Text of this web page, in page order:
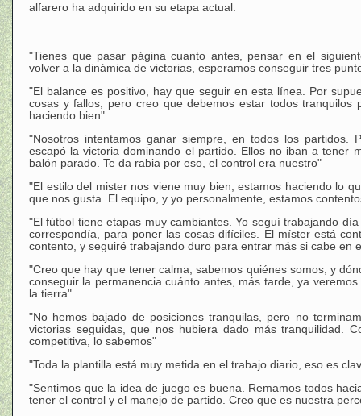
alfarero ha adquirido en su etapa actual:
"Tienes que pasar página cuanto antes, pensar en el
volver a la dinámica de victorias, esperamos conseguir tres
"El balance es positivo, hay que seguir en esta línea. Por
cosas y fallos, pero creo que debemos estar todos tranquilos
haciendo bien"
"Nosotros intentamos ganar siempre, en todos los partidos.
escapó la victoria dominando el partido. Ellos no iban a tener
balón parado. Te da rabia por eso, el control era nuestro"
"El estilo del mister nos viene muy bien, estamos haciendo lo
que nos gusta. El equipo, y yo personalmente, estamos
"El fútbol tiene etapas muy cambiantes. Yo seguí trabajando
correspondía, para poner las cosas difíciles. El míster está
contento, y seguiré trabajando duro para entrar más si cabe en
"Creo que hay que tener calma, sabemos quiénes somos, y
conseguir la permanencia cuánto antes, más tarde, ya
la tierra"
"No hemos bajado de posiciones tranquilas, pero no
victorias seguidas, que nos hubiera dado más tranquilidad.
competitiva, lo sabemos"
"Toda la plantilla está muy metida en el trabajo diario, eso es
"Sentimos que la idea de juego es buena. Remamos todos
tener el control y el manejo de partido. Creo que es nuestra